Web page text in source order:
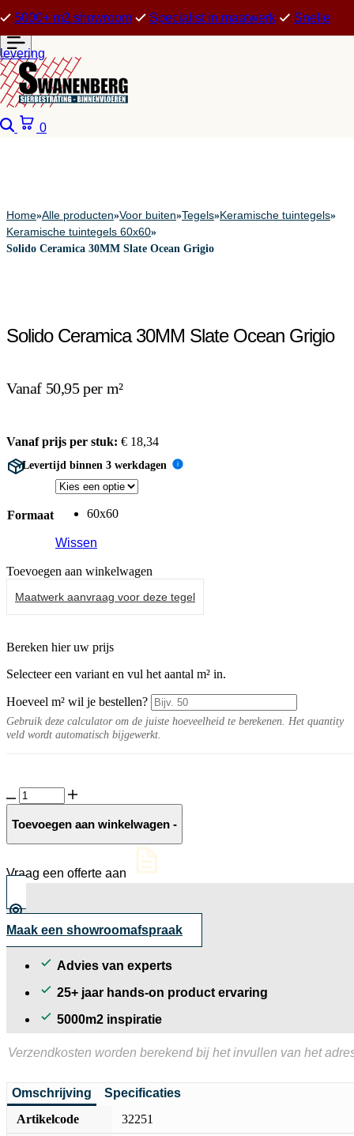
5000+ m2 showroom Specialist in maatwerk Snelle
levering
Zoeken
0
Home»Alle producten»Voor buiten»Tegels»Keramische tuintegels»
Keramische tuintegels 60x60»
Solido Ceramica 30MM Slate Ocean Grigio
Solido Ceramica 30MM Slate Ocean Grigio
Vanaf 50,95 per m²
Vanaf prijs per stuk: € 18,34
Levertijd binnen 3 werkdagen i
Formaat 60x60
Wissen
Toevoegen aan winkelwagen
Maatwerk aanvraag voor deze tegel
Bereken hier uw prijs
Selecteer een variant en vul het aantal m² in.
Hoeveel m² wil je bestellen?
Gebruik deze calculator om de juiste hoeveelheid te berekenen. Het quantity
veld wordt automatisch bijgewerkt.
Solido
Ceramica
30MM
aantal
Toevoegen aan winkelwagen -
Vraag een offerte aan
Maak een showroomafspraak
Advies van experts
25+ jaar hands-on product ervaring
5000m2 inspiratie
Verzendkosten worden berekend bij het invullen van het
Omschrijving
Specificaties
Artikelcode
32251